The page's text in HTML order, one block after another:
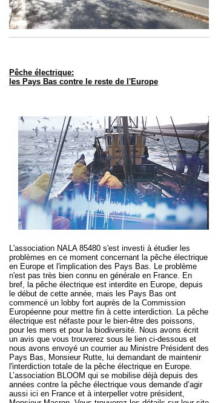
Pêche électrique:
les Pays Bas contre le reste de l'Europe
L'association NALA 85480 s'est investi à étudier les
problèmes en ce moment concernant la pêche électrique
en Europe et l'implication des Pays Bas. Le problème
n'est pas très bien connu en générale en France. En
bref, la pêche électrique est interdite en Europe, depuis
le début de cette année, mais les Pays Bas ont
commencé un lobby fort auprès de la Commission
Européenne pour mettre fin à cette interdiction. La pêche
électrique est néfaste pour le bien-être des poissons,
pour les mers et pour la biodiversité. Nous avons écrit
un avis que vous trouverez sous le lien ci-dessous et
nous avons envoyé un courrier au Ministre Président des
Pays Bas, Monsieur Rutte, lui demandant de maintenir
l'interdiction totale de la pêche électrique en Europe.
L’association BLOOM qui se mobilise déjà depuis des
années contre la pêche électrique vous demande d’agir
aussi ici en France et à interpeller votre président,